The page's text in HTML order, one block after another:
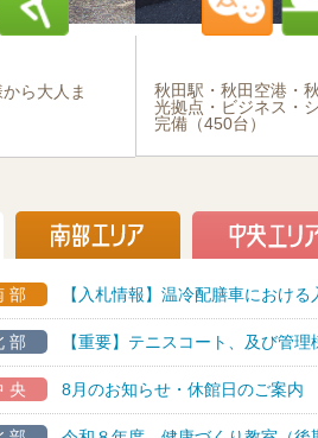
ら大人ま
秋田駅・秋田空港・
光拠点・ビジネス・
完備（450台）
部 【入札情報】温冷配膳車における
部 【重要】テニスコート、及び管
央 8月のお知らせ・休館日のご案内